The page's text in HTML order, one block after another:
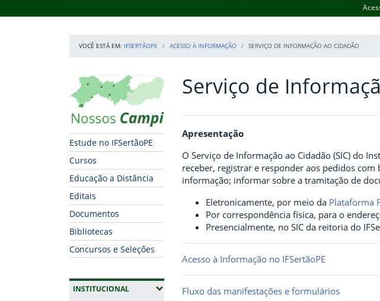
VOCÊ ESTÁ EM: IFSERTÃOPE ACESSO À INFORMAÇÃO SERVIÇO DE INFORMAÇÃO AO CIDADÃO
Início da navegação
Mapa Campi
Estude no IFSertãoPE
Cursos
Educação a Distância
Editais
Documentos
Bibliotecas
Concursos e Seleções
INSTITUCIONAL(EXPANDIR SUBMENUS)
Início do conteúdo
Serviço de
Apresentação
O Serviço de Informação ao Cidadão (SIC) do
receber, registrar e responder aos pedidos com
informação; informar sobre a tramitação de
Eletronicamente, por meio da Plataforma
Por correspondência física, para o
Presencialmente, no SIC da reitoria do
Acesso à Informação no IFSertãoPE
Fluxo das manifestações e formulários